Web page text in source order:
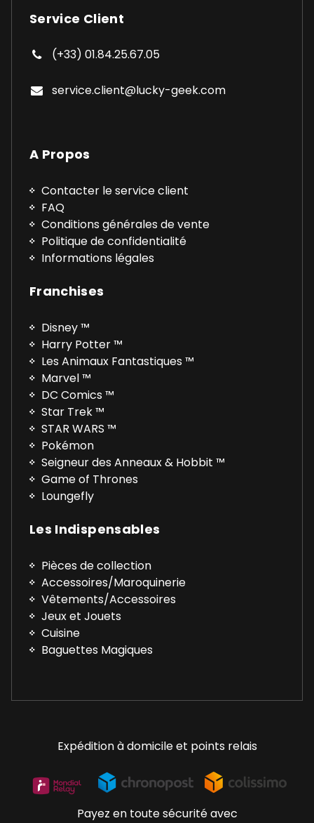
Service Client
(+33) 01.84.25.67.05
service.client@lucky-geek.com
A Propos
Contacter le service client
FAQ
Conditions générales de vente
Politique de confidentialité
Informations légales
Franchises
Disney ™
Harry Potter ™
Les Animaux Fantastiques ™
Marvel ™
DC Comics ™
Star Trek ™
STAR WARS ™
Pokémon
Seigneur des Anneaux & Hobbit ™
Game of Thrones
Loungefly
Les Indispensables
Pièces de collection
Accessoires/Maroquinerie
Vêtements/Accessoires
Jeux et Jouets
Cuisine
Baguettes Magiques
Expédition à domicile et points relais
Payez en toute sécurité avec